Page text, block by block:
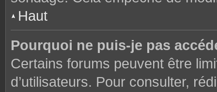
Haut
Pourquoi ne puis-je pas
Certains forums peuvent être
d’utilisateurs. Pour consulter,